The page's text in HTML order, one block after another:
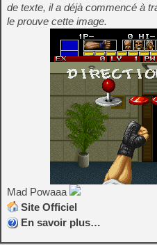
de texte, il a déjà commencé à
le prouve cette image.
Mad Powaaa
Site Officiel
En savoir plus…